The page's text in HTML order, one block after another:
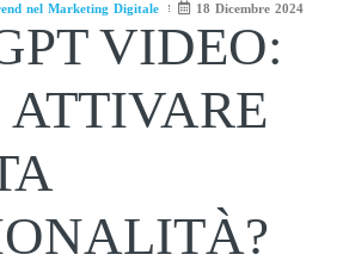
nel Marketing Digitale 18 Dicembre 2024
VIDEO:
ATTIVARE